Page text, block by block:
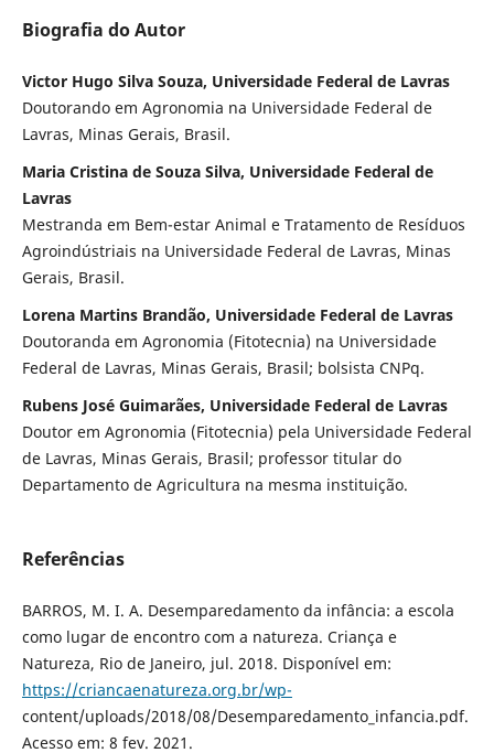
Biografia do Autor
Victor Hugo Silva Souza, Universidade Federal de Lavras
Doutorando em Agronomia na Universidade Federal de
Lavras, Minas Gerais, Brasil.
Maria Cristina de Souza Silva, Universidade Federal de
Lavras
Mestranda em Bem-estar Animal e Tratamento de Resíduos
Agroindústriais na Universidade Federal de Lavras, Minas
Gerais, Brasil.
Lorena Martins Brandão, Universidade Federal de Lavras
Doutoranda em Agronomia (Fitotecnia) na Universidade
Federal de Lavras, Minas Gerais, Brasil; bolsista CNPq.
Rubens José Guimarães, Universidade Federal de Lavras
Doutor em Agronomia (Fitotecnia) pela Universidade Federal
de Lavras, Minas Gerais, Brasil; professor titular do
Departamento de Agricultura na mesma instituição.
Referências
BARROS, M. I. A. Desemparedamento da infância: a escola
como lugar de encontro com a natureza. Criança e
Natureza, Rio de Janeiro, jul. 2018. Disponível em:
https://criancaenatureza.org.br/wp-
content/uploads/2018/08/Desemparedamento_infancia.pdf.
Acesso em: 8 fev. 2021.